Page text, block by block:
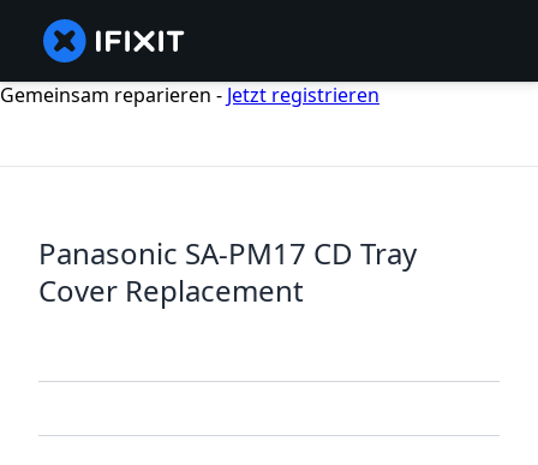
Gemeinsam reparieren - Jetzt registrieren
Panasonic SA-PM17 CD Tray
Cover Replacement